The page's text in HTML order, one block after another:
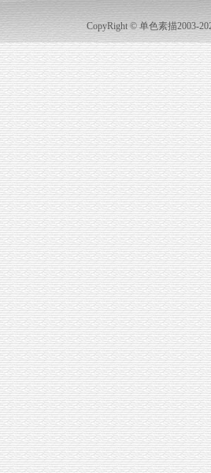
CopyRight © 单色素描2003-